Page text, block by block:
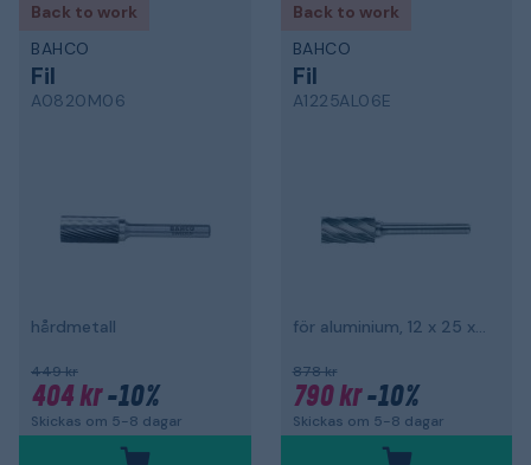
Back to work
BAHCO
Fil
A0820M06
hårdmetall
449 kr
404 kr-10%
Skickas om 5-8 dagar
Back to work
BAHCO
Fil
A1225AL06E
för aluminium, 12 x 25 x 70 mm
878 kr
790 kr-10%
Skickas om 5-8 dagar